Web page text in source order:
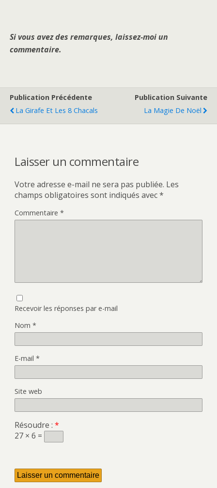
Si vous avez des remarques, laissez-moi un
commentaire.
Publication Précédente
La Girafe Et Les 8 Chacals
Publication Suivante
La Magie De Noël
Laisser un commentaire
Votre adresse e-mail ne sera pas publiée. Les
champs obligatoires sont indiqués avec*
Commentaire *
Recevoir les réponses par e-mail
Nom *
E-mail *
Site web
Résoudre : *
27 × 6 =